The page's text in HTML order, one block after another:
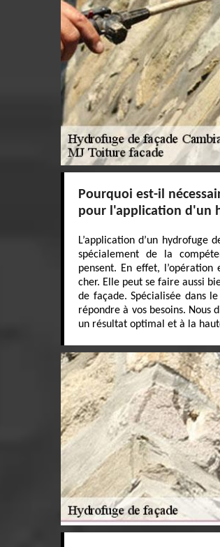
Pourquoi est-il
pour l'application d'un
L’application d’un
spécialement de la
pensent. En effet,
cher. Elle peut se faire aussi
de façade. Spécialisée dans
répondre à vos besoins. Nous
un résultat optimal et à la